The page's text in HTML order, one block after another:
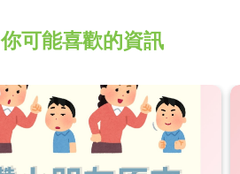
你可能喜歡的資訊